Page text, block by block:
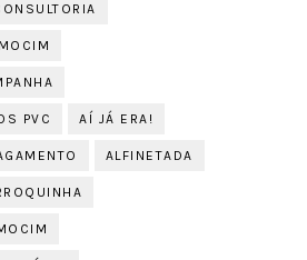
PVC AÍ JÁ ERA!
ALFINETADA